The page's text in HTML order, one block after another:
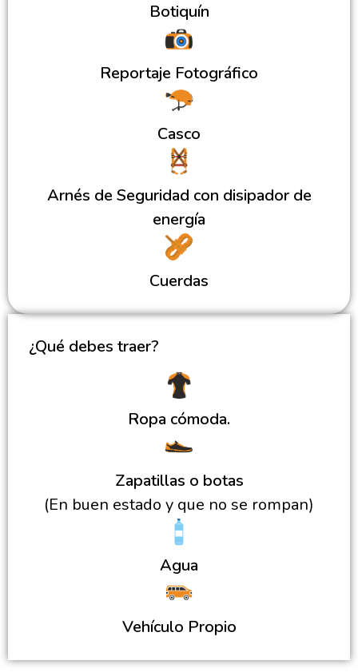
Botiquín
Reportaje Fotográfico
Casco
Arnés de Seguridad con disipador de
energía
Cuerdas
¿Qué debes traer?
Ropa cómoda.
Zapatillas o botas
(En buen estado y que no se rompan)
Agua
Vehículo Propio